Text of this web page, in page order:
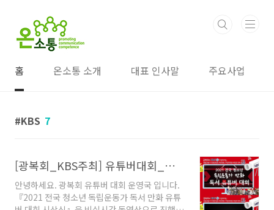
홈 온소통 소개 대표 인사말 주요사업
KBS 7
[광복회_KBS주최] 유튜버대회_온라인 시상식 (비실시간 동영상)_11/13(토)_2021 전국 청소년 독립운동가 독서 만화 유튜버 대회 시상식
안녕하세요. 광복회 유튜버 대회 운영국 입니다.
『2021 전국 청소년 독립운동가 독서 만화 유튜